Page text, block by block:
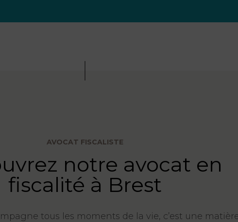
AVOCAT FISCALISTE
notre avocat en
fiscalité à Brest
tous les moments de la vie, c’est une